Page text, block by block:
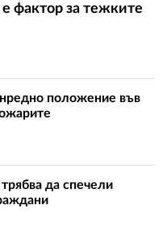
фактор за тежките
положение във
да спечели